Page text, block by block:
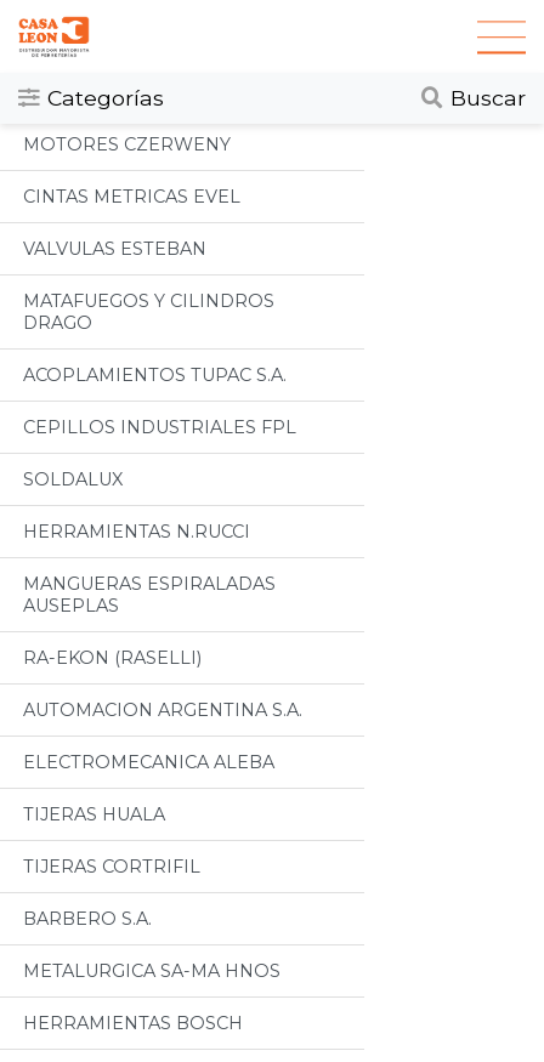
Categorías Buscar
Categorias
Todos
MOTORES CZERWENY
CINTAS METRICAS EVEL
VALVULAS ESTEBAN
MATAFUEGOS Y CILINDROS
DRAGO
ACOPLAMIENTOS TUPAC S.A.
CEPILLOS INDUSTRIALES FPL
SOLDALUX
HERRAMIENTAS N.RUCCI
MANGUERAS ESPIRALADAS
AUSEPLAS
RA-EKON (RASELLI)
AUTOMACION ARGENTINA S.A.
ELECTROMECANICA ALEBA
TIJERAS HUALA
TIJERAS CORTRIFIL
BARBERO S.A.
METALURGICA SA-MA HNOS
HERRAMIENTAS BOSCH